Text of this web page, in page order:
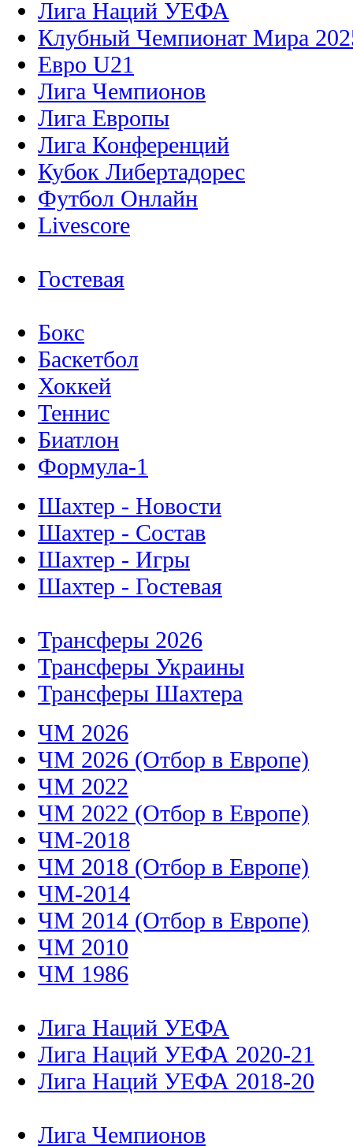
Лига Наций УЕФА
Клубный Чемпионат Мира
Евро U21
Лига Чемпионов
Лига Европы
Лига Конференций
Кубок Либертадорес
Футбол Онлайн
Livescore
Гостевая
Бокс
Баскетбол
Хоккей
Теннис
Биатлон
Формула-1
Шахтер - Новости
Шахтер - Состав
Шахтер - Игры
Шахтер - Гостевая
Трансферы 2026
Трансферы Украины
Трансферы Шахтера
ЧМ 2026
ЧМ 2026 (Отбор в Европе)
ЧМ 2022
ЧМ 2022 (Отбор в Европе)
ЧМ-2018
ЧМ 2018 (Отбор в Европе)
ЧМ-2014
ЧМ 2014 (Отбор в Европе)
ЧМ 2010
ЧМ 1986
Лига Наций УЕФА
Лига Наций УЕФА 2020-21
Лига Наций УЕФА 2018-20
Лига Чемпионов